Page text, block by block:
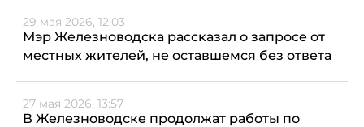
29 мая 2026, 12:03
Мэр Железноводска рассказал о запросе от
местных жителей, не оставшемся без ответа
27 мая 2026, 13:57
В Железноводске продолжат работы по